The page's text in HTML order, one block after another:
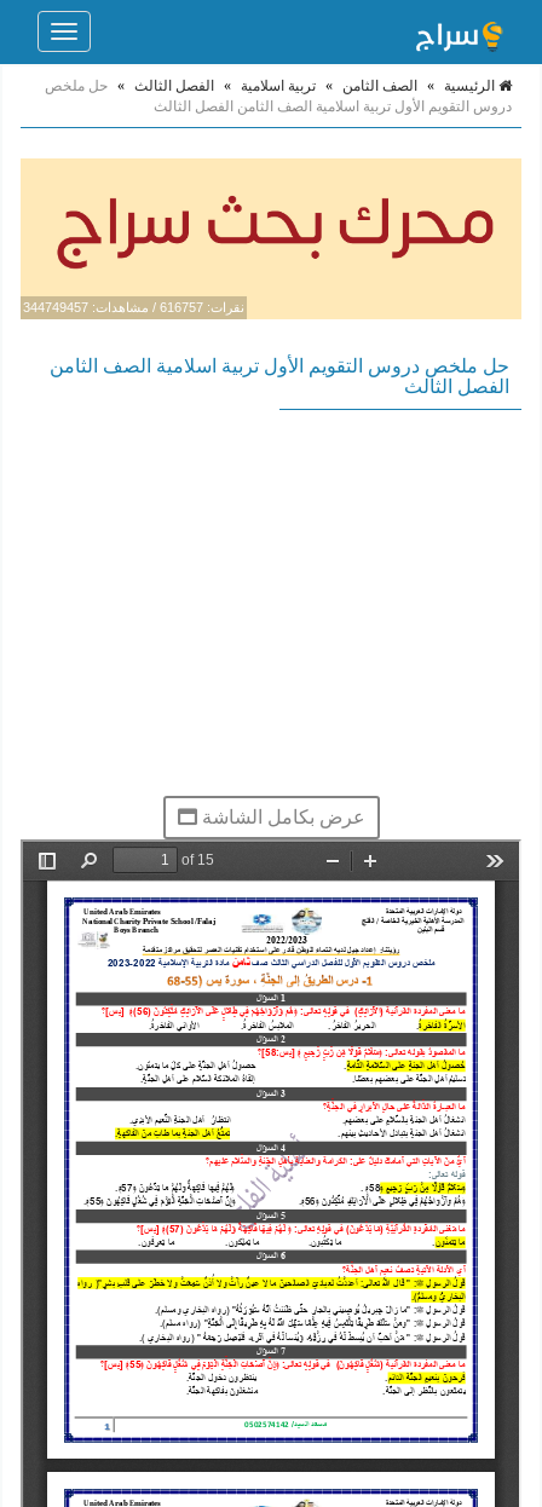
Toggle
الرئيسية » الصف الثامن » تربية اسلامية » الفصل الثالث » حل ملخص
دروس التقويم الأول تربية اسلامية الصف الثامن الفصل الثالث
نقرات: 616757 / مشاهدات: 344749457
حل ملخص دروس التقويم الأول تربية اسلامية الصف الثامن
الفصل الثالث
عرض بكامل الشاشة